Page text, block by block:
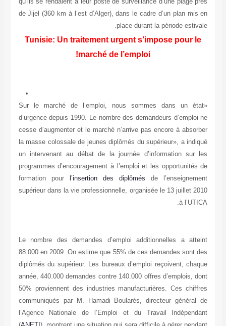
de Jijel (360 km à l’est d’Alger), dans le cadre
place durant
Tunisie: Un traitement urgent
marché de l’emploi!
«Sur le marché de l’emploi, nous
d’urgence depuis 1990. Le nombre des
cesse d’augmenter et le marché n’arrive pas
la masse colossale de jeunes diplômés du
un intervenant au débat de la journée
programmes d’encouragement à l’emploi et
formation pourl’insertion des diplômés
supérieur dans la vie professionnelle,
Le nombre des demandes d’emploi
88.000 en 2009. On estime que 55% de ces
diplômés du supérieur. Les bureaux d’emploi
année, 440.000 demandes contre 140.000
50% proviennent des industries
communiqués par M. Hamadi Boularès,
l’Agence Nationale de l’Emploi et du